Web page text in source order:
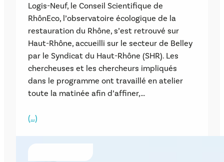
Logis-Neuf, le Conseil Scientifique de
RhônEco, l’observatoire écologique de la
restauration du Rhône, s’est retrouvé sur
Haut-Rhône, accueilli sur le secteur de Belley
par le Syndicat du Haut-Rhône (SHR). Les
chercheuses et les chercheurs impliqués
dans le programme ont travaillé en atelier
toute la matinée afin d’affiner,…
(…)